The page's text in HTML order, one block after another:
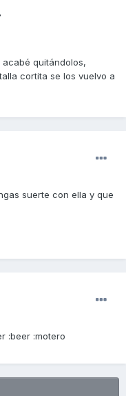
quitándolos,
cortita se los vuelvo a
suerte con ella y que
:beer :motero